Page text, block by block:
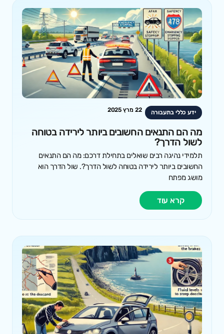
ידע כללי בתעבורה 22 מרץ 2025
מה הם התנאים החשובים ביותר לירידה בטוחה
לשול הדרך?
תלמידי נהיגה רבים שואלים בתחילת דרכם: מה הם התנאים
החשובים ביותר לירידה בטוחה לשול הדרך?. שול הדרך הוא
מושג מפתח
קרא עוד